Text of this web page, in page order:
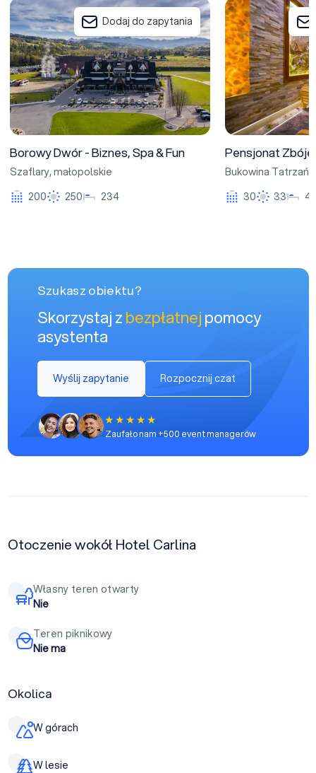
Borowy Dwór - Biznes, Spa & Fun
Dodaj do zapytania
Borowy Dwór - Biznes, Spa & Fun
Szaflary,małopolskie
200
250 234
Pensjonat
Pensjonat
Bukowina
30
33
Szukasz obiektu?
Skorzystaj zbezpłatnejpomocy
asystenta
Wyślij zapytanie Rozpocznij czat
Zaufało nam +500 event managerów
Otoczenie wokół Hotel Carlina
Własny teren otwarty
Nie
Teren piknikowy
Nie ma
Okolica
W górach
W lesie